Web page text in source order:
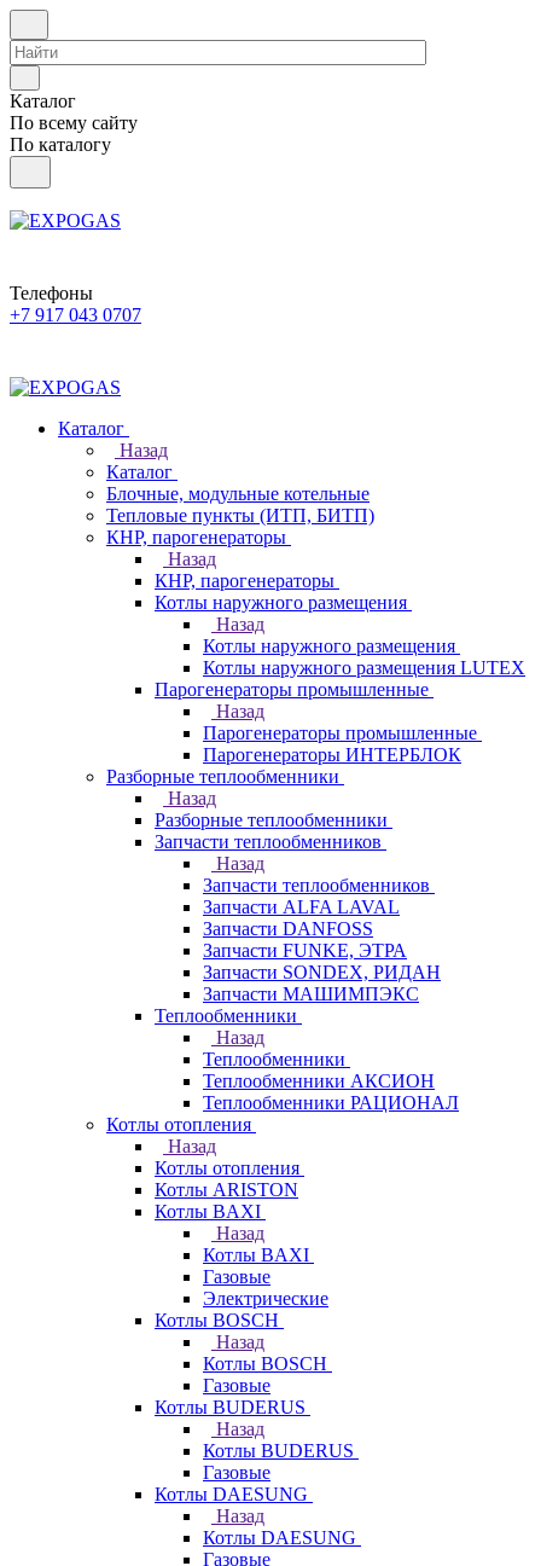
Каталог
По всему сайту
По каталогу
Телефоны
+7 917 043 0707
Каталог
Назад
Каталог
Блочные, модульные котельные
Тепловые пункты (ИТП, БИТП)
КНР, парогенераторы
Назад
КНР, парогенераторы
Котлы наружного размещения
Назад
Котлы наружного размещения
Котлы наружного размещения LUTEX
Парогенераторы промышленные
Назад
Парогенераторы промышленные
Парогенераторы ИНТЕРБЛОК
Разборные теплообменники
Назад
Разборные теплообменники
Запчасти теплообменников
Назад
Запчасти теплообменников
Запчасти ALFA LAVAL
Запчасти DANFOSS
Запчасти FUNKE, ЭТРА
Запчасти SONDEX, РИДАН
Запчасти МАШИМПЭКС
Теплообменники
Назад
Теплообменники
Теплообменники АКСИОН
Теплообменники РАЦИОНАЛ
Котлы отопления
Назад
Котлы отопления
Котлы ARISTON
Котлы BAXI
Назад
Котлы BAXI
Газовые
Электрические
Котлы BOSCH
Назад
Котлы BOSCH
Газовые
Котлы BUDERUS
Назад
Котлы BUDERUS
Газовые
Котлы DAESUNG
Назад
Котлы DAESUNG
Газовые